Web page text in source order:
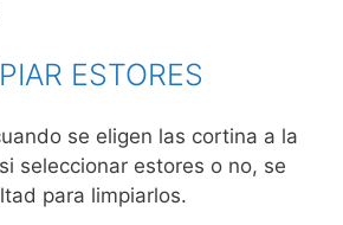
ESTORES
se eligen las cortina a la
seleccionar estores o no, se
para limpiarlos.